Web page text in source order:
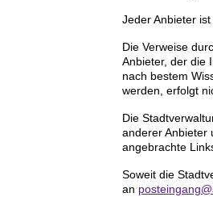
Jeder Anbieter
Die Verweise
Anbieter, der die
nach bestem
werden, erfolgt
Die
anderer Anbieter
angebrachte
Soweit die
an